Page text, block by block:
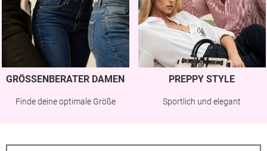
GRÖSSENBERATER DAMEN
Finde deine optimale Größe
PREPPY STYLE
Sportlich und elegant